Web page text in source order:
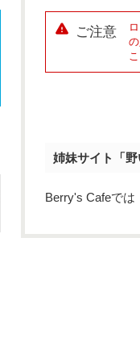
ご注意
姉妹サイト「
Berry's Cafeでは